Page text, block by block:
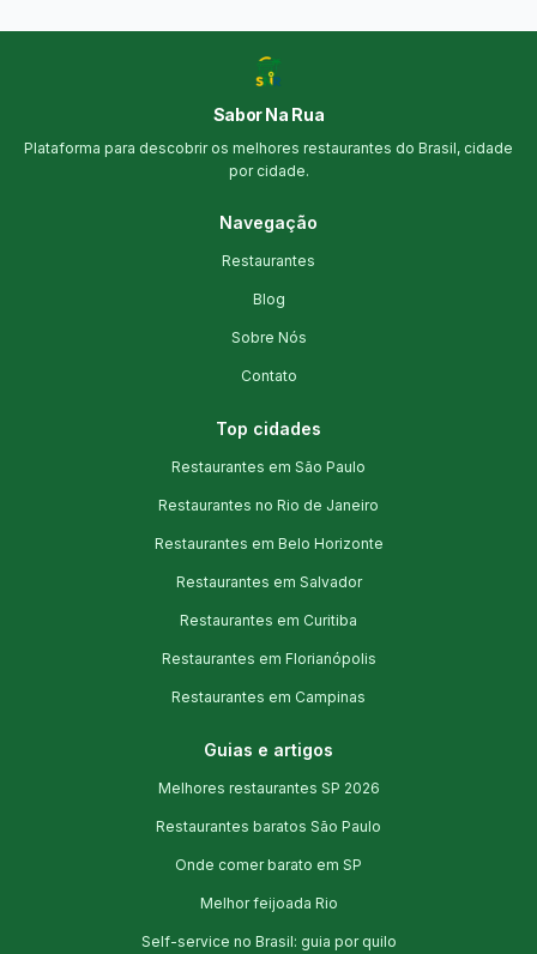
Sabor Na Rua
Plataforma para descobrir os melhores restaurantes do Brasil, cidade
por cidade.
Navegação
Restaurantes
Blog
Sobre Nós
Contato
Top cidades
Restaurantes em São Paulo
Restaurantes no Rio de Janeiro
Restaurantes em Belo Horizonte
Restaurantes em Salvador
Restaurantes em Curitiba
Restaurantes em Florianópolis
Restaurantes em Campinas
Guias e artigos
Melhores restaurantes SP 2026
Restaurantes baratos São Paulo
Onde comer barato em SP
Melhor feijoada Rio
Self-service no Brasil: guia por quilo